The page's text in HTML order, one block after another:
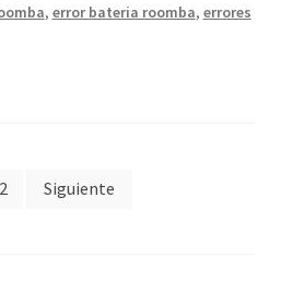
, error bateria roomba, errores
2 Siguiente